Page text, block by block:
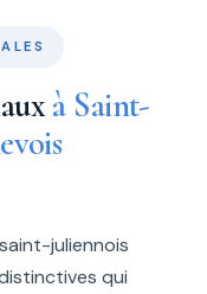
à Saint-
juliennois
qui